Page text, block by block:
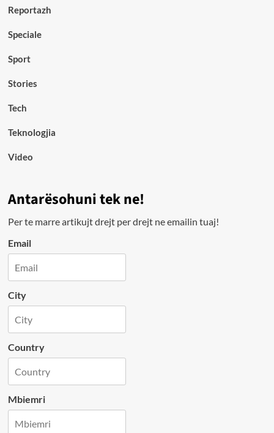
Reportazh
Speciale
Sport
Stories
Tech
Teknologjia
Video
Antarësohuni tek ne!
Per te marre artikujt drejt per drejt ne emailin tuaj!
Email
City
Country
Mbiemri